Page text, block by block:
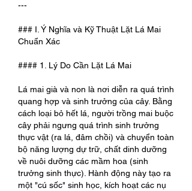
---
### I. Ý Nghĩa và Kỹ Thuật Lặt Lá Mai
Chuẩn Xác
#### 1. Lý Do Cần Lặt Lá Mai
Lá mai già và non là nơi diễn ra quá trình
quang hợp và sinh trưởng của cây. Bằng
cách loại bỏ hết lá, người trồng mai buộc
cây phải ngưng quá trình sinh trưởng
thực vật (ra lá, đâm chồi) và chuyển toàn
bộ năng lượng dự trữ, chất dinh dưỡng
về nuôi dưỡng các mầm hoa (sinh
trưởng sinh thực). Hành động này tạo ra
một "cú sốc" sinh học, kích hoạt các nụ